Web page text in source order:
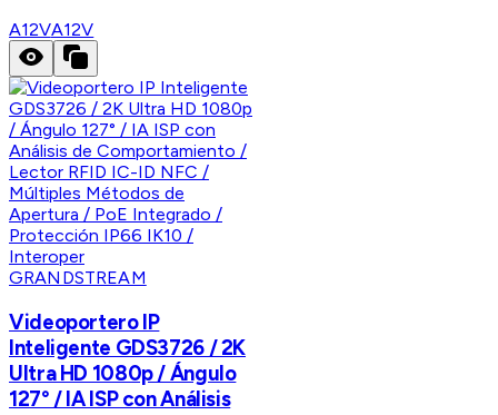
A12VA12V
GRANDSTREAM
Videoportero IP
Inteligente GDS3726 / 2K
Ultra HD 1080p / Ángulo
127° / IA ISP con Análisis